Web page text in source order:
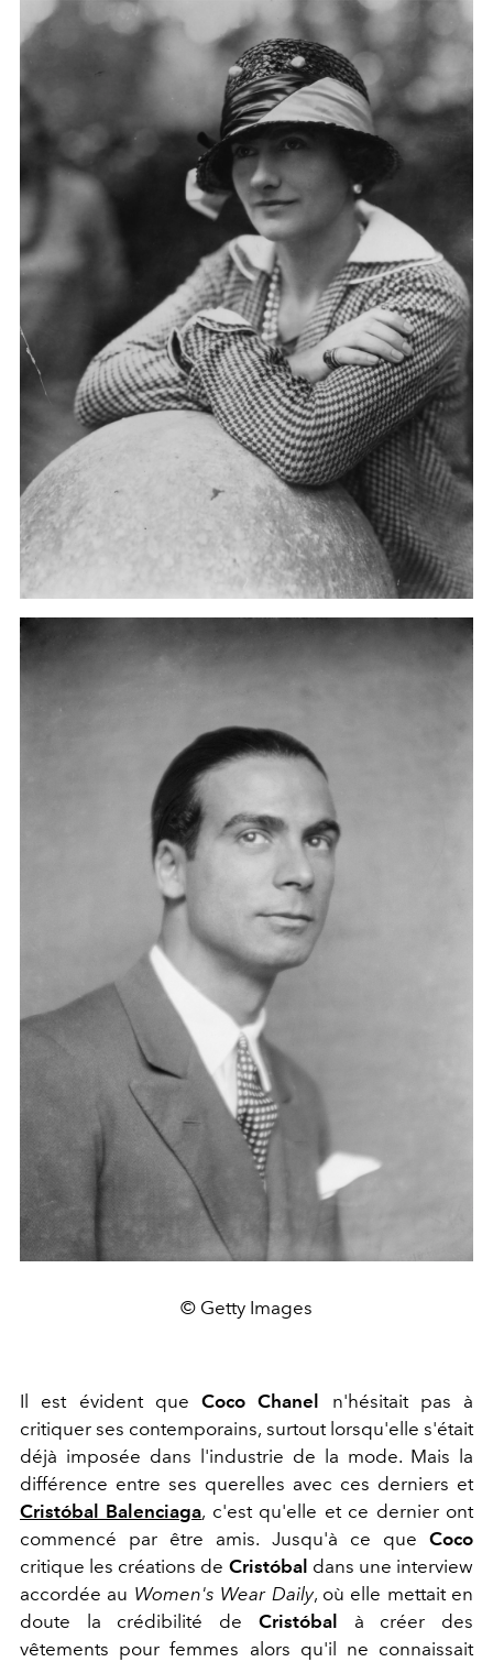
© Getty Images
Il est évident que Coco Chanel n'hésitait pas à
critiquer ses contemporains, surtout lorsqu'elle s'était
déjà imposée dans l'industrie de la mode. Mais la
différence entre ses querelles avec ces derniers et
Cristóbal Balenciaga, c'est qu'elle et ce dernier ont
commencé par être amis. Jusqu'à ce que Coco
critique les créations de Cristóbal dans une interview
accordée au Women's Wear Daily, où elle mettait en
doute la crédibilité de Cristóbal à créer des
vêtements pour femmes alors qu'il ne connaissait